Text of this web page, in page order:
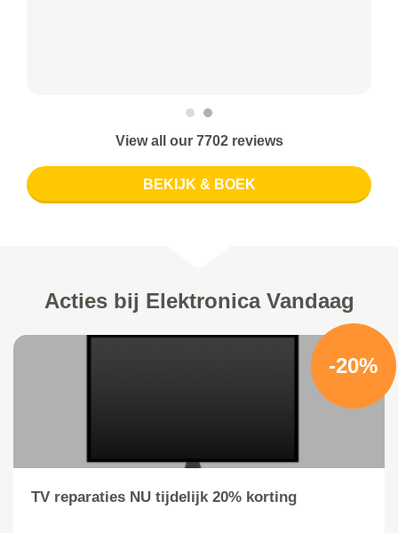
View all our 7702 reviews
BEKIJK & BOEK
Acties bij Elektronica Vandaag
-20%
TV reparaties NU tijdelijk 20% korting